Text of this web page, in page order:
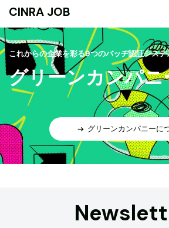
CINRA JOB
これからの企業を彩る9つのバッヂ認証システ
グリーンカンパニ
グリーンカンパニーに